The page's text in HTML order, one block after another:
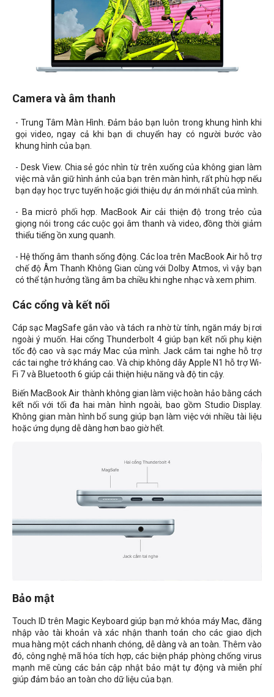
Camera và âm thanh
- Trung Tâm Màn Hình. Đảm bảo bạn luôn trong khung hình khi
gọi video, ngay cả khi bạn di chuyển hay có người bước vào
khung hình của bạn.
- Desk View. Chia sẻ góc nhìn từ trên xuống của không gian làm
việc mà vẫn giữ hình ảnh của bạn trên màn hình, rất phù hợp nếu
bạn dạy học trực tuyến hoặc giới thiệu dự án mới nhất của mình.
- Ba micrô phối hợp. MacBook Air cải thiện độ trong trẻo của
giọng nói trong các cuộc gọi âm thanh và video, đồng thời giảm
thiểu tiếng ồn xung quanh.
- Hệ thống âm thanh sống động. Các loa trên MacBook Air hỗ trợ
chế độ Âm Thanh Không Gian cùng với Dolby Atmos, vì vậy bạn
có thể tận hưởng tầng âm ba chiều khi nghe nhạc và xem phim.
Các cổng và kết nối
Cáp sạc MagSafe gắn vào và tách ra nhờ từ tính, ngăn máy bị rơi
ngoài ý muốn. Hai cổng Thunderbolt 4 giúp bạn kết nối phụ kiện
tốc độ cao và sạc máy Mac của mình. Jack cắm tai nghe hỗ trợ
các tai nghe trở kháng cao. Và chip không dây Apple N1 hỗ trợ Wi-
Fi 7 và Bluetooth 6 giúp cải thiện hiệu năng và độ tin cậy.
Biến MacBook Air thành không gian làm việc hoàn hảo bằng cách
kết nối với tối đa hai màn hình ngoài, bao gồm Studio Display.
Không gian màn hình bổ sung giúp bạn làm việc với nhiều tài liệu
hoặc ứng dụng dễ dàng hơn bao giờ hết.
Bảo mật
Touch ID trên Magic Keyboard giúp bạn mở khóa máy Mac, đăng
nhập vào tài khoản và xác nhận thanh toán cho các giao dịch
mua hàng một cách nhanh chóng, dễ dàng và an toàn. Thêm vào
đó, công nghệ mã hóa tích hợp, các biện pháp phòng chống virus
mạnh mẽ cùng các bản cập nhật bảo mật tự động và miễn phí
giúp đảm bảo an toàn cho dữ liệu của bạn.